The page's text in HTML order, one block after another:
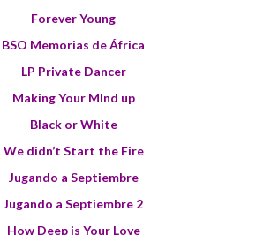
Forever Young
BSO Memorias de África
LP Private Dancer
Making Your MInd up
Black or White
We didn’t Start the Fire
Jugando a Septiembre
Jugando a Septiembre 2
How Deep is Your Love